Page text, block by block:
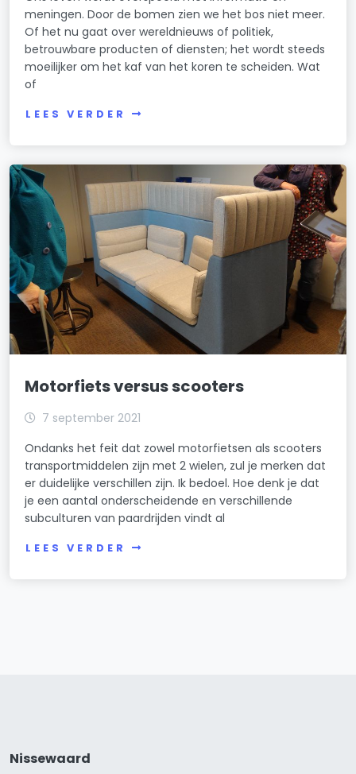
meningen. Door de bomen zien we het bos niet meer.
Of het nu gaat over wereldnieuws of politiek,
betrouwbare producten of diensten; het wordt steeds
moeilijker om het kaf van het koren te scheiden. Wat
of
LEES VERDER
Motorfiets versus scooters
7 september 2021
Ondanks het feit dat zowel motorfietsen als scooters
transportmiddelen zijn met 2 wielen, zul je merken dat
er duidelijke verschillen zijn. Ik bedoel. Hoe denk je dat
je een aantal onderscheidende en verschillende
subculturen van paardrijden vindt al
LEES VERDER
Nissewaard